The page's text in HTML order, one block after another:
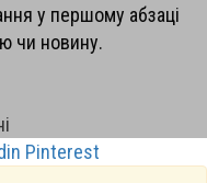
у першому абзаці
чи новину.
Pinterest